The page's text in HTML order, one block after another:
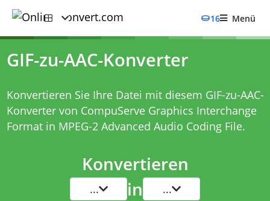
16 Menü
GIF-zu-AAC-Konverter
Konvertieren Sie Ihre Datei mit diesem GIF-zu-AAC-
Konvertervon CompuServe Graphics Interchange
Format in MPEG-2 Advanced Audio Coding File.
Konvertieren
... in ...